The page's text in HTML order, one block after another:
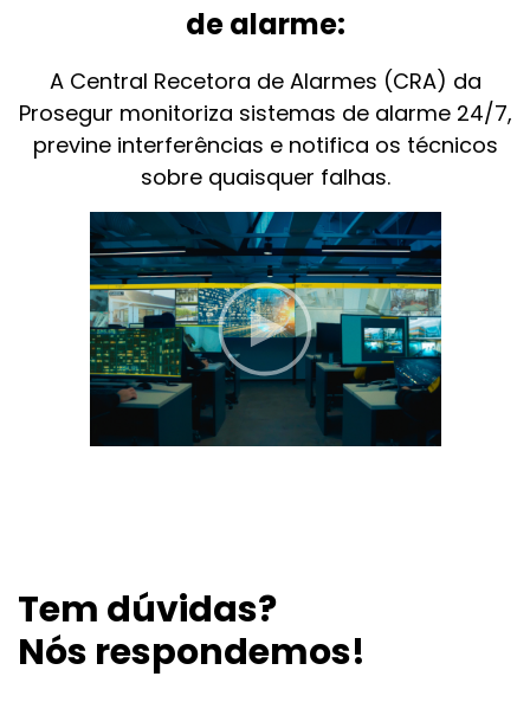
de alarme:
A Central Recetora de Alarmes (CRA) da
Prosegur monitoriza sistemas de alarme 24/7,
previne interferências e notifica os técnicos
sobre quaisquer falhas.
Tem dúvidas?
Nós respondemos!